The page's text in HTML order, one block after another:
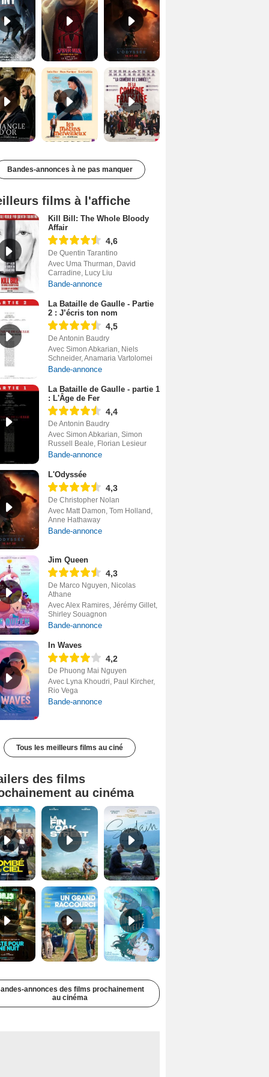
Le Triangle d'or Bande-annonce VF De la Comédie-Française Teaser VF
Bandes-annonces à ne pas manquer
films à l'affiche
Kill Bill: The Whole Bloody
Affair
4,6
De Quentin Tarantino
Avec Uma Thurman, David
Carradine, Lucy Liu
Bande-annonce
La Bataille de Gaulle - Partie
2 : J’écris ton nom
4,5
De Antonin Baudry
Avec Simon Abkarian, Niels
Schneider, Anamaria Vartolomei
Bande-annonce
La Bataille de Gaulle - partie 1
: L'Âge de Fer
4,4
De Antonin Baudry
Avec Simon Abkarian, Simon
Russell Beale, Florian Lesieur
Bande-annonce
L'Odyssée
4,3
De Christopher Nolan
Avec Matt Damon, Tom Holland,
Anne Hathaway
Bande-annonce
Jim Queen
4,3
De Marco Nguyen, Nicolas
Athane
Avec Alex Ramires, Jérémy Gillet,
Shirley Souagnon
Bande-annonce
In Waves
4,2
De Phuong Mai Nguyen
Avec Lyna Khoudri, Paul Kircher,
Rio Vega
Bande-annonce
Tous les meilleurs films au ciné
des films
au cinéma
Tombé du ciel Bande-annonce VF La fin d’Oak Street Bande-annonce VO STFR
Juste pour une nuit Bande-annonce VO STFR Un grand raccourci Bande-annonce VF Une aube nouvelle Bande-annonce VO STFR
annonces des films prochainement
au cinéma